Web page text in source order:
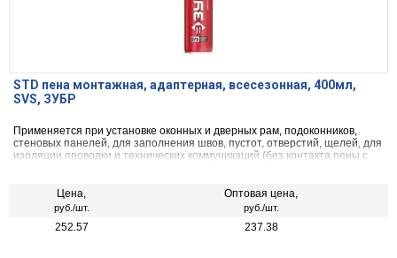
STD пена монтажная, адаптерная, всесезонная, 400мл,
SVS, ЗУБР
Применяется при установке оконных и дверных рам, подоконников,
стеновых панелей, для заполнения швов, пустот, отверстий, щелей, для
изоляции проводки и технических коммуникаций (без контакта пены с
Цена,
руб./шт.
Оптовая цена,
руб./шт.
252.57 237.38